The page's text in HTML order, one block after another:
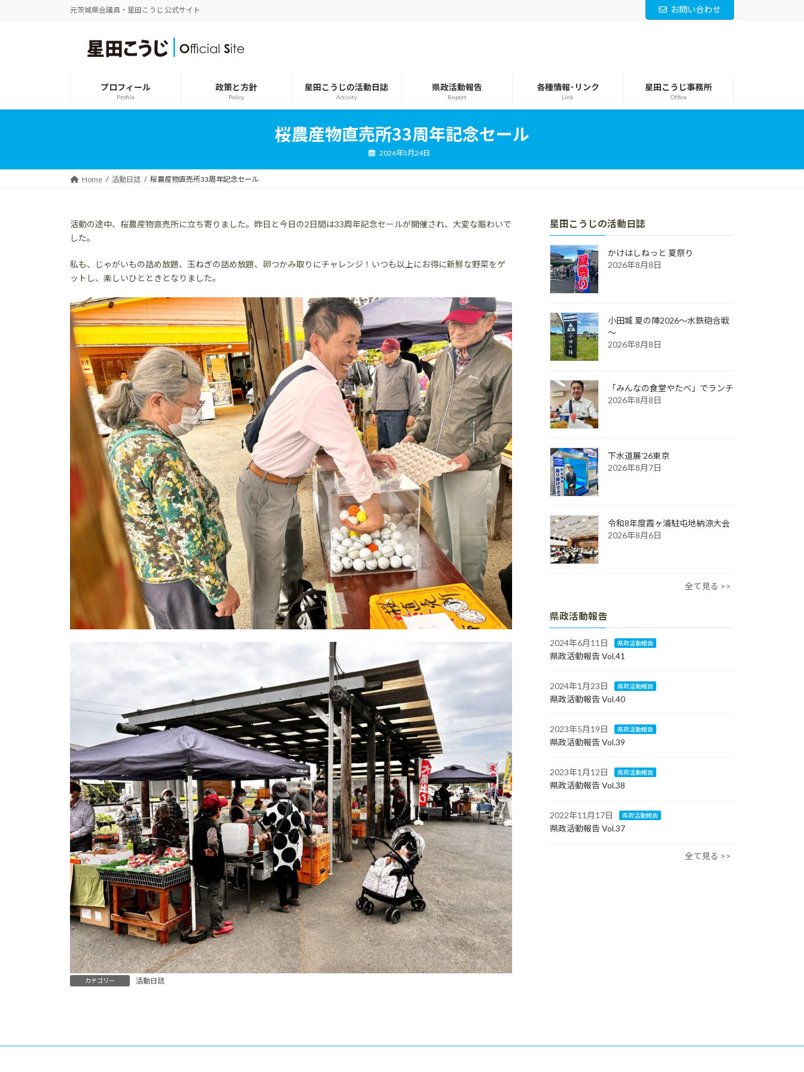
元茨城県会議員・星田こうじ 公式サイト お問い合わせ
プロフィール
Profile
政策と方針
Policy
星田こうじの活動日誌
Activity
県政活動報告
Report
各種情報･リンク
Link
星田こうじ事務所
Office
桜農産物直売所33周年記念セール
2026年5月24日
Home 活動日誌 桜農産物直売所33周年記念セール
活動の途中、桜農産物直売所に立ち寄りました。昨日と今日の2日間は33周年記念セールが開催され、大変な賑わいで
した。
私も、じゃがいもの詰め放題、玉ねぎの詰め放題、卵つかみ取りにチャレンジ！いつも以上にお得に新鮮な野菜をゲ
ットし、楽しいひとときとなりました。
カテゴリー 活動日誌
星田こうじの活動日誌
かけはしねっと 夏祭り
2026年8月8日
小田城 夏の陣2026～水鉄砲合戦
～
2026年8月8日
「みんなの食堂やたべ」でランチ
2026年8月8日
下水道展'26東京
2026年8月7日
令和8年度霞ヶ浦駐屯地納涼大会
2026年8月6日
全て見る >>
県政活動報告
2024年6月11日 県政活動報告
県政活動報告 Vol.41
2024年1月23日 県政活動報告
県政活動報告 Vol.40
2023年5月19日 県政活動報告
県政活動報告 Vol.39
2023年1月12日 県政活動報告
県政活動報告 Vol.38
2022年11月17日 県政活動報告
県政活動報告 Vol.37
全て見る >>